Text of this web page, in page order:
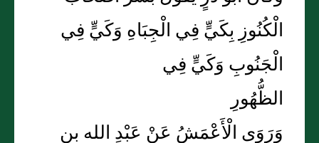
الْكُنُوزِ بِكَيٍّ فِي الْجِبَاهِ وَكَيٍّ فِي
الْجَنُوبِ وَكَيٍّ فِي
الظُّهُورِ
وَرَوَى الْأَعْمَشُ عَنْ عَبْدِ الله بن